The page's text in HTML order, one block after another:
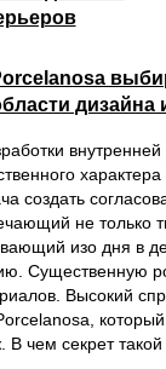
дизайна
создать
не только
изо дня в
Существенную
Высокий
В чем секрет